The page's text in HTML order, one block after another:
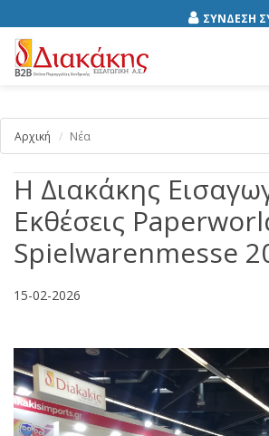
ΣΥΝΔΕΣΗ
Αρχική Νέα
Η Διακάκης
Εκθέσεις
Spielwarenmesse
15-02-2026